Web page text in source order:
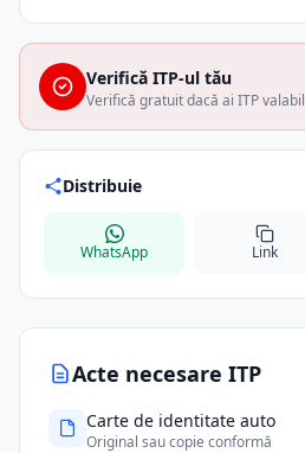
Acte necesare ITP
Carte de identitate auto
Original sau copie conformă
Verifică ITP-ul tău
Verifică gratuit dacă ai ITP valabil
Distribuie
WhatsApp Link